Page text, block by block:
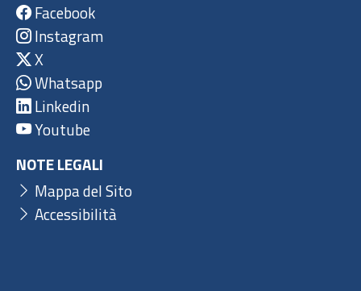
Facebook
Instagram
X
Whatsapp
Linkedin
Youtube
NOTE LEGALI
Mappa del Sito
Accessibilità